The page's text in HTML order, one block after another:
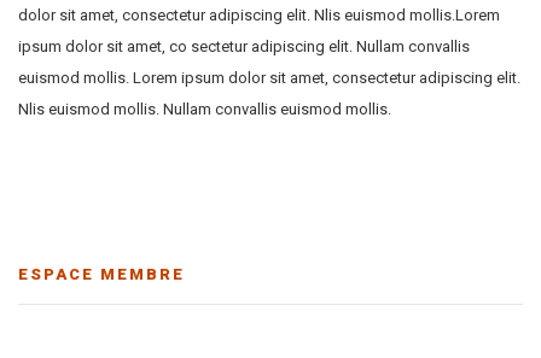
dolor sit amet, consectetur adipiscing elit. Nlis euismod mollis.Lorem
ipsum dolor sit amet, co sectetur adipiscing elit. Nullam convallis
euismod mollis. Lorem ipsum dolor sit amet, consectetur adipiscing elit.
Nlis euismod mollis. Nullam convallis euismod mollis.
ESPACE MEMBRE